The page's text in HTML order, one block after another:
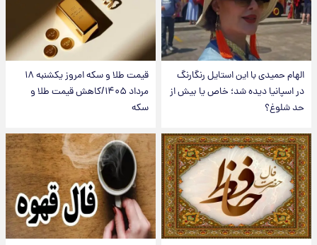
الهام حمیدی با این استایل رنگارنگ
در اسپانیا دیده شد؛ خاص یا بیش از
حد شلوغ؟
قیمت طلا و سکه امروز یکشنبه ۱۸
مرداد ۱۴۰۵/کاهش قیمت طلا و
سکه